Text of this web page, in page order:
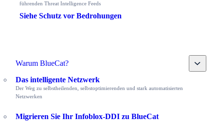
führenden Threat Intelligence Feeds
Siehe Schutz vor Bedrohungen
Warum BlueCat? Toggle
Das intelligente Netzwerk
Der Weg zu selbstheilenden, selbstoptimierenden und stark automatisierten
Netzwerken
Migrieren Sie Ihr Infoblox-DDI zu BlueCat